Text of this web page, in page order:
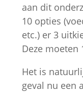
aan dit
10 opties
etc.) er 3
Deze moeten
Het is
geval nu een